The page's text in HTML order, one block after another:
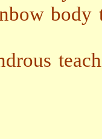
body